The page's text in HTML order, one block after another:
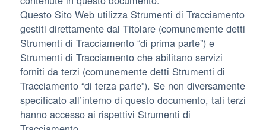
Questo Sito Web utilizza Strumenti di Tracciamento
gestiti direttamente dal Titolare (comunemente detti
Strumenti di Tracciamento “di prima parte”) e
Strumenti di Tracciamento che abilitano servizi
forniti da terzi (comunemente detti Strumenti di
Tracciamento “di terza parte”). Se non diversamente
specificato all’interno di questo documento, tali terzi
hanno accesso ai rispettivi Strumenti di